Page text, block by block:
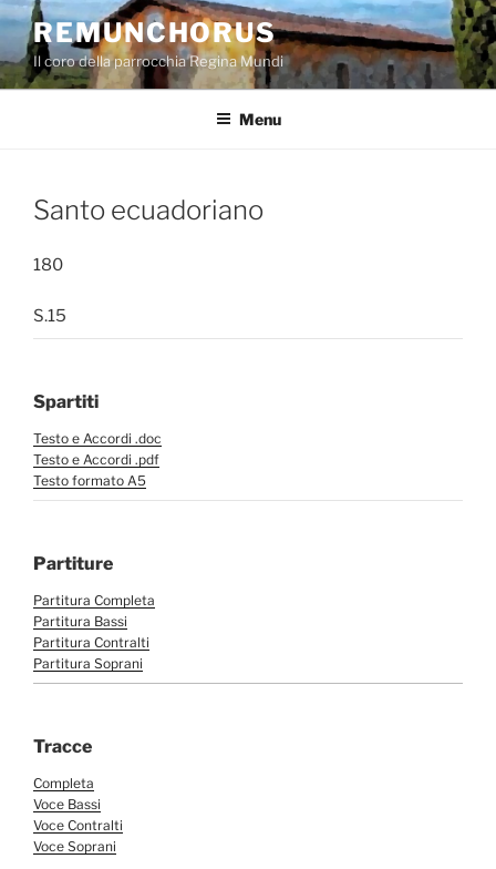
Salta
contenuto
REMUNCHORUS
Il coro della parrocchia Regina Mundi
Menu
Santo ecuadoriano
180
S.15
Spartiti
Testo e Accordi .doc
Testo e Accordi .pdf
Testo formato A5
Partiture
Partitura Completa
Partitura Bassi
Partitura Contralti
Partitura Soprani
Tracce
Completa
Voce Bassi
Voce Contralti
Voce Soprani